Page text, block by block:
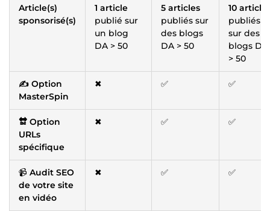
Article(s)
sponsorisé(s)
1 article
publié sur
un blog
DA > 50
5 articles
publiés sur
des blogs
DA > 50
10
publiés
sur des
blogs DA
> 50
✍️ Option
MasterSpin
✖ ✅ ✅
🔛 Option
URLs
spécifique
✖ ✅ ✅
📹 Audit SEO
de votre site
en vidéo
✖ ✅ ✅